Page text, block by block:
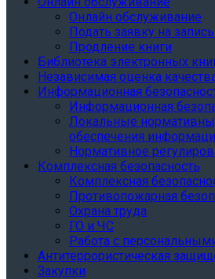
Онлайн обслуживание
Подать заявку на
Продление книги
Библиотека электронных
Независимая оценка
Информационная
Информационная
Локальные
обеспечения
Нормативное
Комплексная безопасность
Комплексная
Противопожарная
Охрана труда
ГО и ЧС
Работа с
Антитеррористическая
Закупки